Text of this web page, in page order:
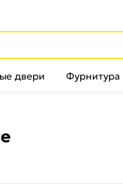
двери Фурнитура